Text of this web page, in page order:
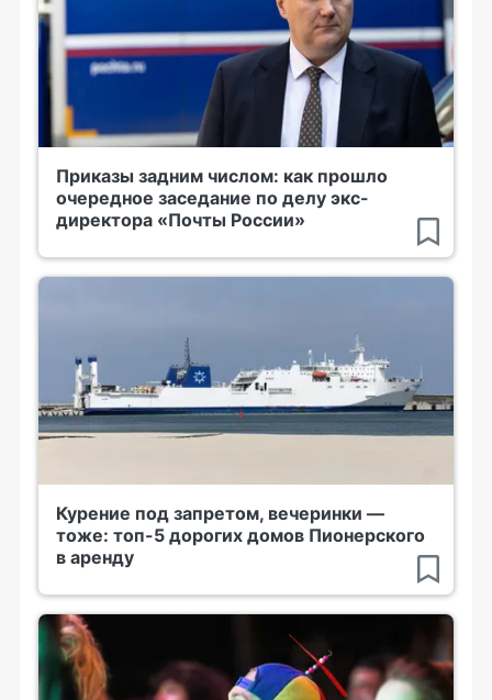
Приказы задним числом: как прошло
очередное заседание по делу экс-
директора «Почты России»
Курение под запретом, вечеринки —
тоже: топ-5 дорогих домов Пионерского
в аренду